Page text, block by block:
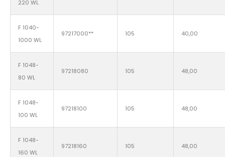
220 WL
F 1040-
1000 WL
97217000** 105 40,00
F 1048-
80 WL
97218080 105 48,00
F 1048-
100 WL
97218100 105 48,00
F 1048-
160 WL
97218160 105 48,00